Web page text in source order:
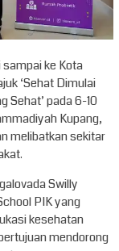
ke Kota
‘Sehat Dimulai
Sehat’ pada 6-10
Kupang,
melibatkan sekitar
Swilly
PIK yang
kesehatan
mendorong